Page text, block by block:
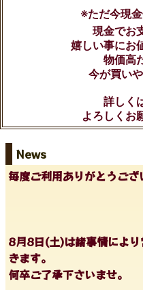
※ただ今現
現金でお
嬉しい事にお
物価高
今が買い
詳しく
よろしくお
News
毎度ご利用ありがとうござ
8月8日(土)は諸事情によ
きます。
何卒ご了承下さいませ。